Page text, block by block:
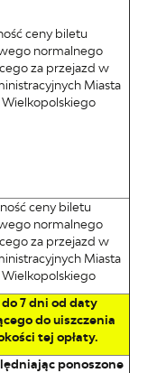
ceny biletu
normalnego
za przejazd w
Miasta
ceny biletu
normalnego
za przejazd w
Miasta
7 dni od daty
do uiszczenia
tej opłaty.
ponoszone